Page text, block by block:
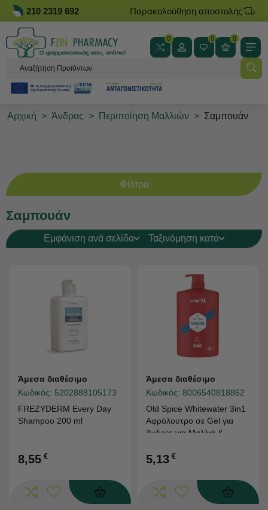
210 2319 692 Παρακολούθηση αποστολής
0 0 0
Αρχική > Άνδρας > Περιποίηση Μαλλιών > Σαμπουάν
Φίλτρα
Σαμπουάν
Εμφάνιση ανά σελίδα Ταξινόμηση κατά
Άμεσα διαθέσιμο
Κωδικός: 5202888105173
FREZYDERM Every Day
Shampoo 200 ml
8,55 €
Άμεσα διαθέσιμο
Κωδικός: 8006540818862
Old Spice Whitewater 3in1
Αφρόλουτρο σε Gel για
Άνδρες για Μαλλιά &
5,13 €